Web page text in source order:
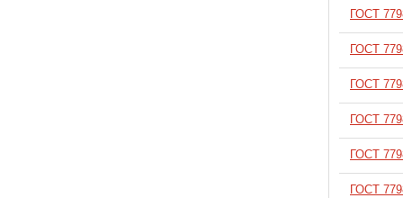
ГОСТ
ГОСТ
ГОСТ
ГОСТ
ГОСТ
ГОСТ